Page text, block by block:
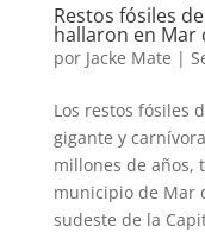
Restos fósiles
hallaron en Mar
por Jacke Mate |
Los restos fósiles
gigante y
millones de años,
municipio de Mar
sudeste de la